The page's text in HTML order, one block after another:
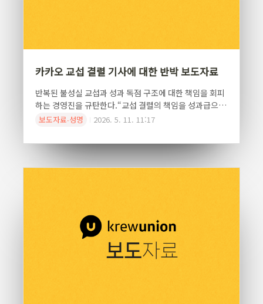
카카오 교섭 결렬 기사에 대한 반박 보도자료
반복된 불성실 교섭과 성과 독점 구조에 대한 책임을 회피
하는 경영진을 규탄한다.“교섭 결렬의 책임을 성과급으로
덮을 수 없습니다”2026년 카카오 임금협약은 결국 결렬
라이즈, 디케이테크인, 엑스엘게임즈 5개 법인에서 결렬
이 되어 노동위원회에 조정신청이 진행중입니다. 그러나
회사는 지금 와서 단 3일간의 집중교섭 과정에서 논의되었
어진 회사의 불성실 교섭과 성과 독점 구조에 대한 비판을
가리기 위한 전형적인 책임 전가입니다.특히 회사가 외부
에 강조하고 있는 “영업이익 10%”는 교섭 과정에서..
보도자료∙성명 2026. 5. 11. 11:17